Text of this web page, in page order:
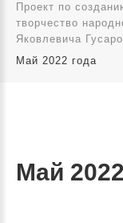
Проект по
творчество
Яковлевича
Май 2022 года
Май